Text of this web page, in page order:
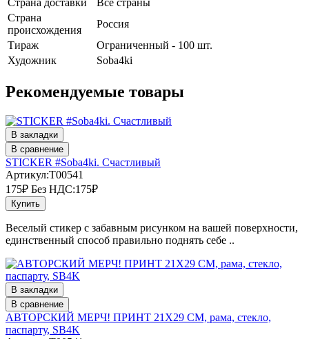
Страна доставки
Все страны
Страна
происхождения
Россия
Тираж
Ограниченный - 100 шт.
Художник
Soba4ki
Рекомендуемые товары
В закладки
В сравнение
STICKER #Soba4ki. Счастливый
Артикул:T00541
175₽ Без НДС:175₽
Купить
Веселый стикер с забавным рисунком на вашей поверхности,
единственный способ правильно поднять себе ..
В закладки
В сравнение
АВТОРСКИЙ МЕРЧ! ПРИНТ 21Х29 СМ, рама, стекло,
паспарту, SB4K